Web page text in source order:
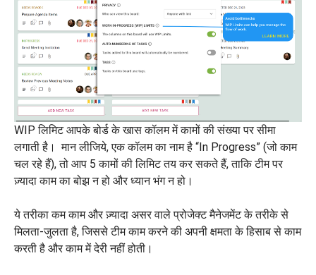
WIP लिमिट आपके बोर्ड के खास कॉलम में कामों की संख्या पर सीमा
लगाती है। मान लीजिये, एक कॉलम का नाम है “In Progress” (जो काम
चल रहे हैं), तो आप 5 कामों की लिमिट तय कर सकते हैं, ताकि टीम पर
ज़्यादा काम का बोझ न हो और ध्यान भंग न हो।
ये तरीका कम काम और ज़्यादा असर वाले प्रोजेक्ट मैनेजमेंट के तरीके से
मिलता-जुलता है, जिससे टीम काम करने की अपनी क्षमता के हिसाब से काम
करती है और काम में देरी नहीं होती।